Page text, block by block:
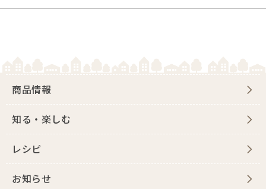
商品情報
知る・楽しむ
レシピ
お知らせ